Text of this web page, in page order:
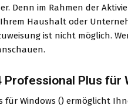
Denn im Rahmen der
Haushalt oder
ist nicht möglich.
Plus für
für Windows () ermöglicht